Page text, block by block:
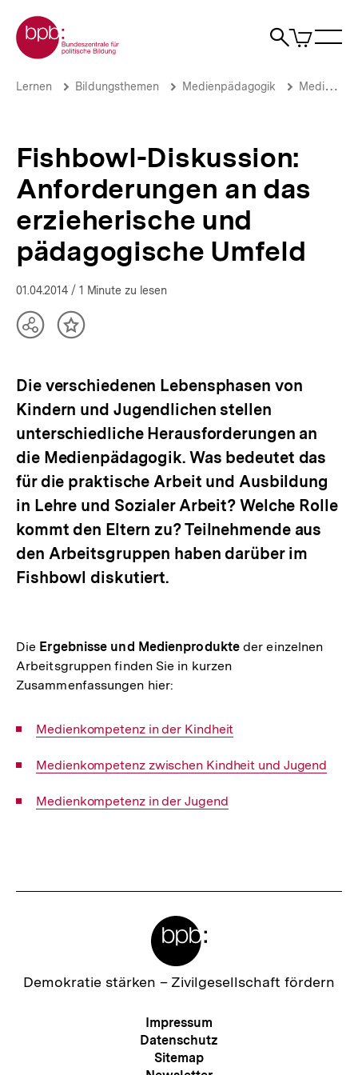
zum
Seiteninhalt
springen
Zur Startseite der bpb
Suche
Artikel
im
Fishbowl-
das
erzieherische
und
pädagogische
bpb.de
Brotkrümelnavigation
Pfadnavigation
Lernen Bildungsthemen Medienpädagogik Medienkompetenz 2014
Fishbowl-Diskussion:
Anforderungen an das
erzieherische und
pädagogische Umfeld
01.04.2014 / 1 Minute zu lesen
TeilenInhalt
Die verschiedenen Lebensphasen von
Kindern und Jugendlichen stellen
unterschiedliche Herausforderungen an
die Medienpädagogik. Was bedeutet das
für die praktische Arbeit und Ausbildung
in Lehre und Sozialer Arbeit? Welche Rolle
kommt den Eltern zu? Teilnehmende aus
den Arbeitsgruppen haben darüber im
Fishbowl diskutiert.
Die Ergebnisse und Medienprodukte der einzelnen
Arbeitsgruppen finden Sie in kurzen
Zusammenfassungen hier:
Interner
Medienkompetenz in der Kindheit
Interner
Medienkompetenz zwischen Kindheit und Jugend
Interner
Medienkompetenz in der Jugend
Zur
Demokratie stärken – Zivilgesellschaft fördern
Meta-
Navigation
Impressum
Datenschutz
Sitemap